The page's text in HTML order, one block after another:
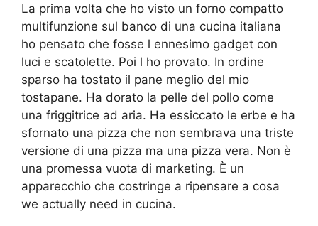
La prima volta che ho visto un forno compatto
multifunzione sul banco di una cucina italiana
ho pensato che fosse l ennesimo gadget con
luci e scatolette. Poi l ho provato. In ordine
sparso ha tostato il pane meglio del mio
tostapane. Ha dorato la pelle del pollo come
una friggitrice ad aria. Ha essiccato le erbe e ha
sfornato una pizza che non sembrava una triste
versione di una pizza ma una pizza vera. Non è
una promessa vuota di marketing. È un
apparecchio che costringe a ripensare a cosa
we actually need in cucina.